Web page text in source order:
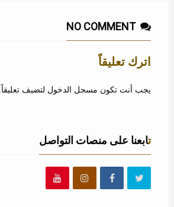
NO COMMENT
اترك تعليقاً
يجب أنت تكون مسجل الدخول لتضيف تعليقاً.
تابعنا على منصات التواصل